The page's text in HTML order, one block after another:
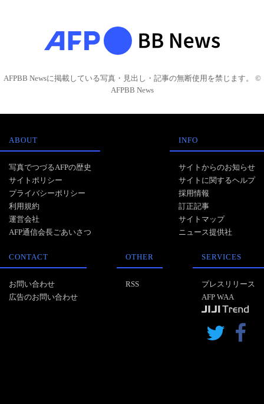
AFPBB Newsに掲載している写真・見出し・記事の無断使用を禁じます。 ©
AFPBB News
ABOUT
写真でつづるAFPの歴史
サイトポリシー
プライバシーポリシー
利用規約
運営会社
AFP通信会長ごあいさつ
INFO
サイトからのお知らせ
サイトに関するヘルプ
採用情報
訂正記事
サイトマップ
ニュース提供社
CONTACT
お問い合わせ
広告のお問い合わせ
OTHER
RSS
SERVICES
プレスリリース
AFP WAA